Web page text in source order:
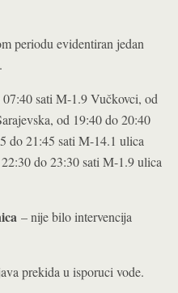
periodu evidentiran jedan
sati M-1.9 Vučkovci, od
od 19:40 do 20:40
do 21:45 sati M-14.1 ulica
do 23:30 sati M-1.9 ulica
– nije bilo intervencija
prekida u isporuci vode.